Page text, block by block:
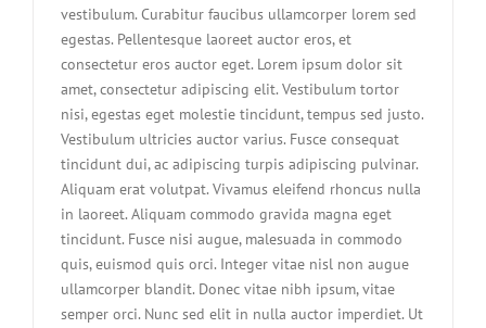
vestibulum. Curabitur faucibus ullamcorper lorem sed
egestas. Pellentesque laoreet auctor eros, et
consectetur eros auctor eget. Lorem ipsum dolor sit
amet, consectetur adipiscing elit. Vestibulum tortor
nisi, egestas eget molestie tincidunt, tempus sed justo.
Vestibulum ultricies auctor varius. Fusce consequat
tincidunt dui, ac adipiscing turpis adipiscing pulvinar.
Aliquam erat volutpat. Vivamus eleifend rhoncus nulla
in laoreet. Aliquam commodo gravida magna eget
tincidunt. Fusce nisi augue, malesuada in commodo
quis, euismod quis orci. Integer vitae nisl non augue
ullamcorper blandit. Donec vitae nibh ipsum, vitae
semper orci. Nunc sed elit in nulla auctor imperdiet. Ut